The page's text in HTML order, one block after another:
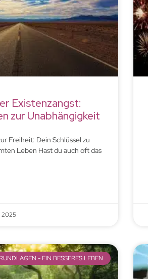
Existenzangst:
zur Unabhängigkeit
Freiheit: Dein Schlüssel zu
Leben Hast du auch oft das
2025
- EIN BESSERES LEBEN